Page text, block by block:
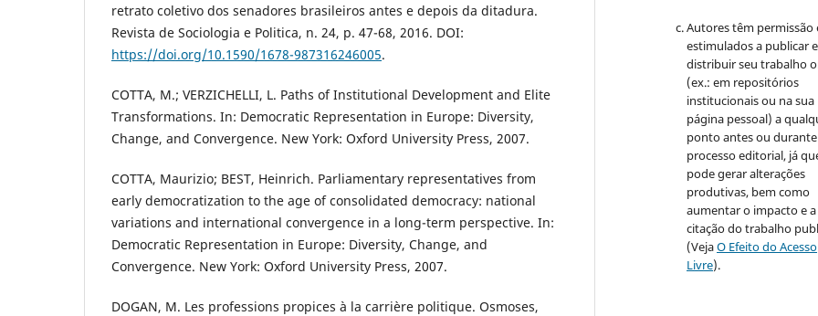
retrato coletivo dos senadores brasileiros antes e depois da ditadura.
Revista de Sociologia e Politica, n. 24, p. 47-68, 2016. DOI:
https://doi.org/10.1590/1678-987316246005.
COTTA, M.; VERZICHELLI, L. Paths of Institutional Development and Elite
Transformations. In: Democratic Representation in Europe: Diversity,
Change, and Convergence. New York: Oxford University Press, 2007.
COTTA, Maurizio; BEST, Heinrich. Parliamentary representatives from
early democratization to the age of consolidated democracy: national
variations and international convergence in a long-term perspective. In:
Democratic Representation in Europe: Diversity, Change, and
Convergence. New York: Oxford University Press, 2007.
DOGAN, M. Les professions propices à la carrière politique. Osmoses,
Autores têm permissão
estimulados a publicar e
distribuir seu trabalho
(ex.: em repositórios
institucionais ou na sua
página pessoal) a
ponto antes ou
processo editorial, já
pode gerar alterações
produtivas, bem como
aumentar o impacto e a
citação do trabalho
(VejaO Efeito do Acesso
Livre).